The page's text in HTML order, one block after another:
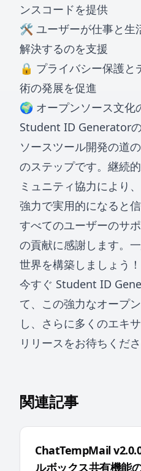
ンスコードを提供
🛠️ ユーザーが仕事と生
解決するのを支援
🔒 プライバシー保護と
術の発展を促進
🌍 オープンソース文化
Student ID Generator
ソースツール開発の道
のステップです。継続
ミュニティ協力により
強力で実用的になると信
すべてのユーザーのサ
の貢献に感謝します。
世界を構築しましょう！
今すぐ Student ID
て、この強力なオープ
し、さらに多くのエキ
リリースをお待ちくださ
関連記事
ChatTempMail
ルボックス共有機能